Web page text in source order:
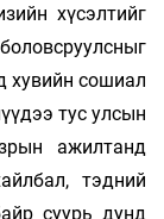
хүсэлтийг
хувийн сошиал
тус улсын
ажилтанд
тэдний
суурь дунд